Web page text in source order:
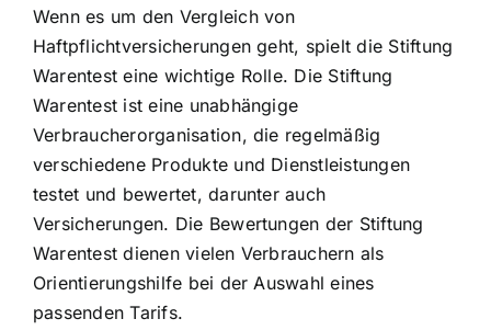
Wenn es um den Vergleich von
Haftpflichtversicherungen geht, spielt die Stiftung
Warentest eine wichtige Rolle. Die Stiftung
Warentest ist eine unabhängige
Verbraucherorganisation, die regelmäßig
verschiedene Produkte und Dienstleistungen
testet und bewertet, darunter auch
Versicherungen. Die Bewertungen der Stiftung
Warentest dienen vielen Verbrauchern als
Orientierungshilfe bei der Auswahl eines
passenden Tarifs.